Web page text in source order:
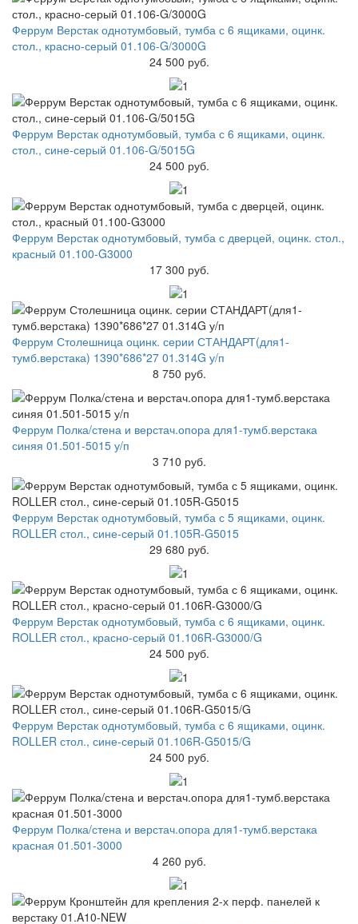
Феррум Верстак однотумбовый, тумба с 6 ящиками, оцинк.
стол., красно-серый 01.106-G/3000G
24 500 руб.
Феррум Верстак однотумбовый, тумба с 6 ящиками, оцинк.
стол., сине-серый 01.106-G/5015G
24 500 руб.
Феррум Верстак однотумбовый, тумба с дверцей, оцинк. стол.,
красный 01.100-G3000
17 300 руб.
Феррум Столешница оцинк. серии СТАНДАРТ(для1-
тумб.верстака) 1390*686*27 01.314G у/п
8 750 руб.
Феррум Полка/стена и верстач.опора для1-тумб.верстака
синяя 01.501-5015 у/п
3 710 руб.
Феррум Верстак однотумбовый, тумба с 5 ящиками, оцинк.
ROLLER стол., сине-серый 01.105R-G5015
29 680 руб.
Феррум Верстак однотумбовый, тумба с 6 ящиками, оцинк.
ROLLER стол., красно-серый 01.106R-G3000/G
24 500 руб.
Феррум Верстак однотумбовый, тумба с 6 ящиками, оцинк.
ROLLER стол., сине-серый 01.106R-G5015/G
24 500 руб.
Феррум Полка/стена и верстач.опора для1-тумб.верстака
красная 01.501-3000
4 260 руб.